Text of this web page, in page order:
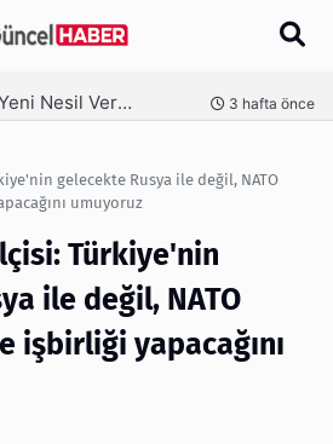
Ambalaj Süreçlerinde Yeni Nesil Verimliliği Olimpack ile Yakalayın 3 hafta önce
gelecekte Rusya ile değil, NATO
umuyoruz
Türkiye'nin
ile değil, NATO
yapacağını